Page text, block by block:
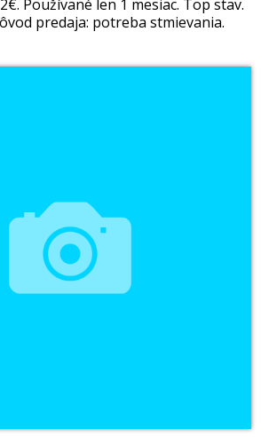
Používané len 1 mesiac. Top stav.
predaja: potreba stmievania.